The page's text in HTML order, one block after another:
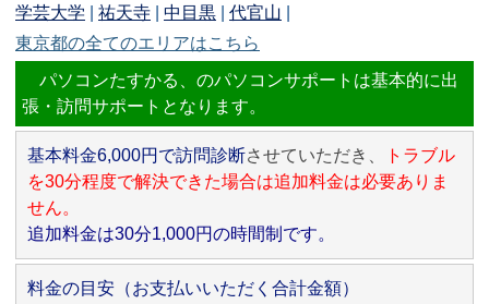
学芸大学
祐天寺 中目黒 代官山
東京都の全てのエリアはこちら
パソコンたすかる、のパソコンサポートは基本的に出
張・訪問サポートとなります。
基本料金6,000円で訪問診断させていただき、
トラブル
を30分程度で解決できた場合は追加料金は必要ありま
せん。
追加料金は30分1,000円の時間制です。
料金の目安（お支払いいただく合計金額）